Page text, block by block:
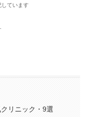
ています
リニック・9選